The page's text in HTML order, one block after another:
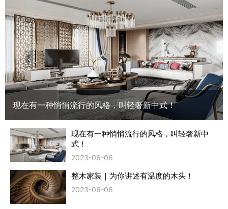
现在有一种悄悄流行的风格，叫轻奢新中式！
现在有一种悄悄流行的风格，叫轻奢新中
式！
2023-06-06
整木家装｜为你讲述有温度的木头！
2023-06-06